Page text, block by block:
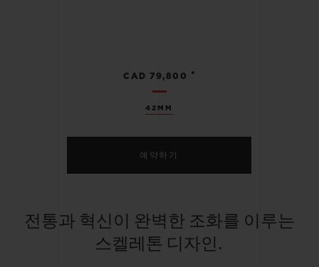
42MM
CAD 79,800 •
예약하기
전통과 혁신이 완벽한 조화를 이루는
스켈레톤 디자인.